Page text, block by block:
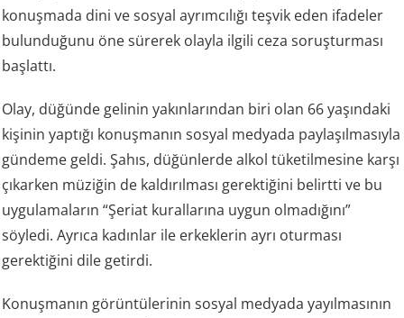
konuşmada dini ve sosyal ayrımcılığı teşvik eden ifadeler
bulunduğunu öne sürerek olayla ilgili ceza soruşturması
başlattı.
Olay, düğünde gelinin yakınlarından biri olan 66 yaşındaki
kişinin yaptığı konuşmanın sosyal medyada paylaşılmasıyla
gündeme geldi. Şahıs, düğünlerde alkol tüketilmesine karşı
çıkarken müziğin de kaldırılması gerektiğini belirtti ve bu
uygulamaların “Şeriat kurallarına uygun olmadığını”
söyledi. Ayrıca kadınlar ile erkeklerin ayrı oturması
gerektiğini dile getirdi.
Konuşmanın görüntülerinin sosyal medyada yayılmasının